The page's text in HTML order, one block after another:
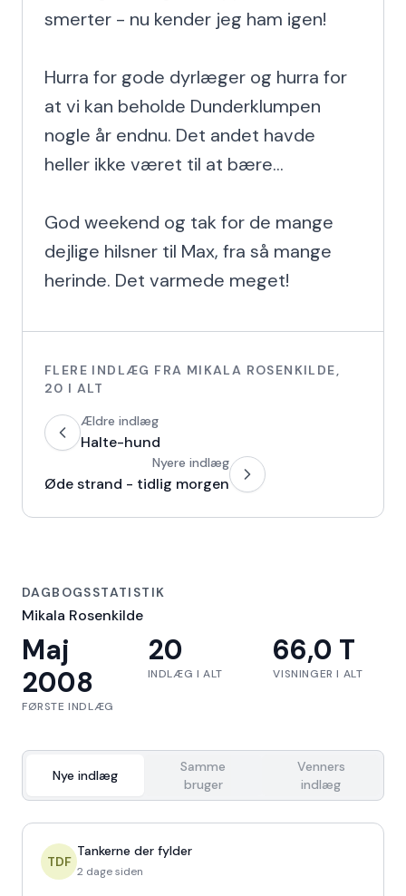
smerter - nu kender jeg ham igen!
Hurra for gode dyrlæger og hurra for
at vi kan beholde Dunderklumpen
nogle år endnu. Det andet havde
heller ikke været til at bære...
God weekend og tak for de mange
dejlige hilsner til Max, fra så mange
herinde. Det varmede meget!
FLERE INDLÆG FRA MIKALA ROSENKILDE,
20 I ALT
Ældre indlæg
Halte-hund
Nyere indlæg
Øde strand - tidlig morgen
DAGBOGSSTATISTIK
Mikala Rosenkilde
Maj
2008
FØRSTE INDLÆG
20
INDLÆG I ALT
66,0 T
VISNINGER I ALT
Nye indlæg
Samme
bruger
Venners
indlæg
TDF
Tankerne der fylder
2 dage siden